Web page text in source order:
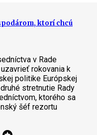
ktorí chcú
v Rade
rokovania k
politike Európskej
stretnutie Rady
ktorého sa
šéf rezortu